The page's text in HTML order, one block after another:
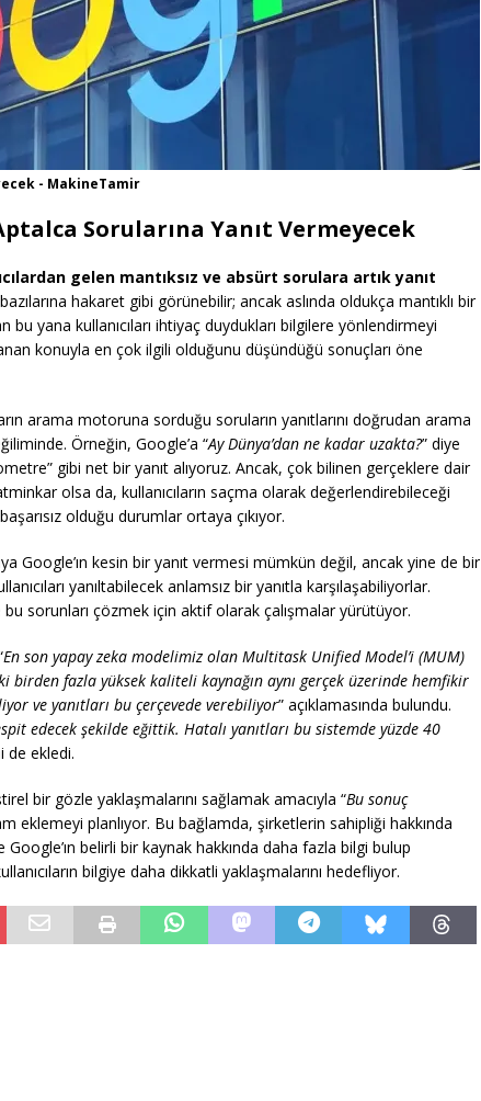
- MakineTamir
Sorularına Yanıt Vermeyecek
gelen mantıksız ve absürt sorulara artık yanıt
hakaret gibi görünebilir; ancak aslında oldukça mantıklı bir
yana kullanıcıları ihtiyaç duydukları bilgilere yönlendirmeyi
konuyla en çok ilgili olduğunu düşündüğü sonuçları öne
arama motoruna sorduğu soruların yanıtlarını doğrudan arama
Örneğin, Google’a “Ay Dünya’dan ne kadar uzakta?” diye
gibi net bir yanıt alıyoruz. Ancak, çok bilinen gerçeklere dair
olsa da, kullanıcıların saçma olarak değerlendirebileceği
olduğu durumlar ortaya çıkıyor.
Google’ın kesin bir yanıt vermesi mümkün değil, ancak yine de bir
yanıltabilecek anlamsız bir yanıtla karşılaşabiliyorlar.
sorunları çözmek için aktif olarak çalışmalar yürütüyor.
En son yapay zeka modelimiz olan Multitask Unified Model’i (MUM)
birden fazla yüksek kaliteli kaynağın aynı gerçek üzerinde hemfikir
ve yanıtları bu çerçevede verebiliyor” açıklamasında bulundu.
edecek şekilde eğittik. Hatalı yanıtları bu sistemde yüzde 40
de ekledi.
bir gözle yaklaşmalarını sağlamak amacıyla “Bu sonuç
eklemeyi planlıyor. Bu bağlamda, şirketlerin sahipliği hakkında
belirli bir kaynak hakkında daha fazla bilgi bulup
bilgiye daha dikkatli yaklaşmalarını hedefliyor.